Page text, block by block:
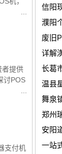
者提供
讨POS
支付机
濮阳
详解
郑州